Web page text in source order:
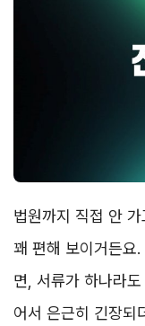
법원까지 직접 안
꽤 편해 보이거든요
면, 서류가 하나라
어서 은근히 긴장되